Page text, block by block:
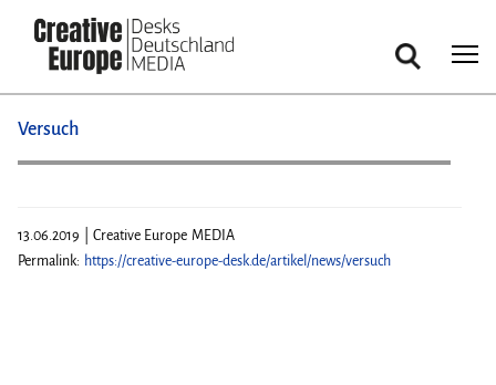
zum
Inhalt
Suche
Versuch
13.06.2019 | Creative Europe MEDIA
Permalink: https://creative-europe-desk.de/artikel/news/versuch